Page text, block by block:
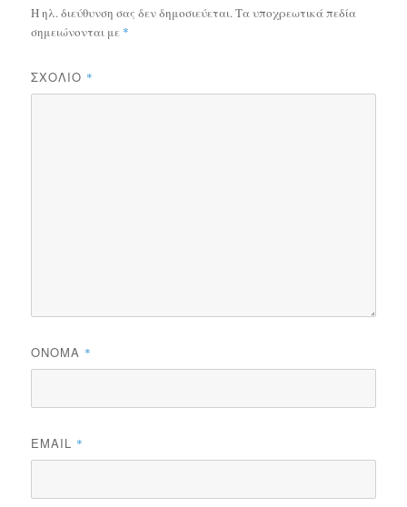
Η ηλ. διεύθυνση σας δεν δημοσιεύεται.Τα υποχρεωτικά πεδία
σημειώνονται με *
ΣΧΌΛΙΟ *
ΌΝΟΜΑ *
EMAIL *